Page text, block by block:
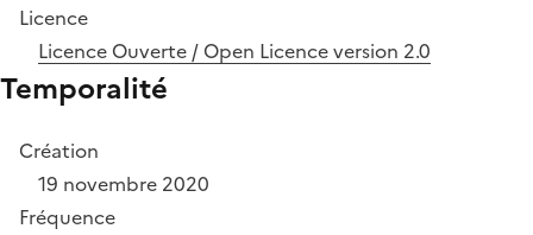
Licence
Licence Ouverte / Open Licence version 2.0
Temporalité
Création
19 novembre 2020
Fréquence